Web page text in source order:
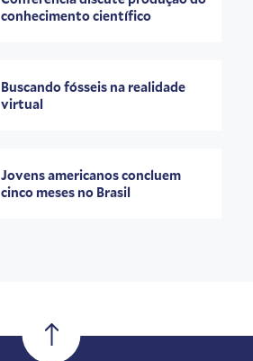
conhecimento científico
Buscando fósseis na realidade
virtual
Jovens americanos concluem
cinco meses no Brasil